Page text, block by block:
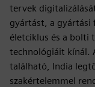
tervek
gyártást, a gyártási
életciklus és a bolti
technológiáit kínál.
található, India
szakértelemmel